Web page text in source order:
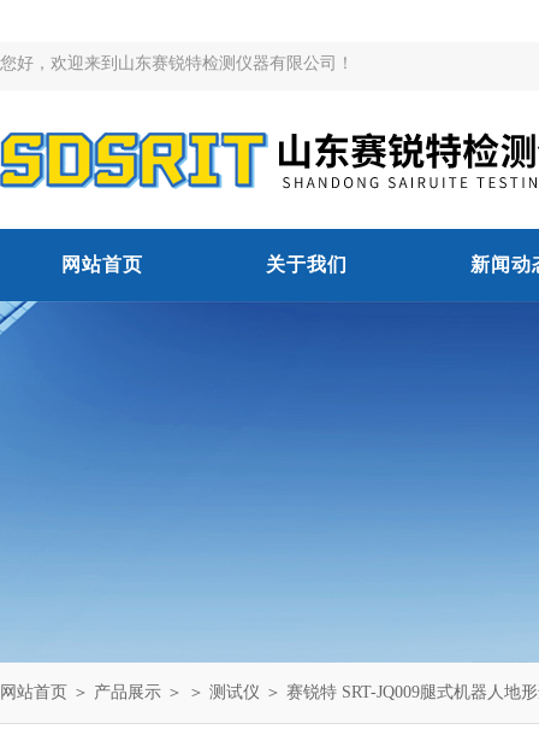
您好，欢迎来到山东赛锐特检测仪器有限公司！
网站首页 关于我们 新闻动
网站首页 ＞ 产品展示 ＞ ＞ 测试仪 ＞ 赛锐特 SRT-JQ009腿式机器人地